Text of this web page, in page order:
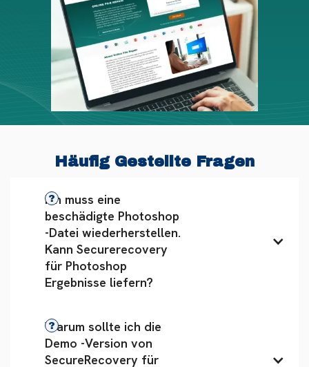
Häufig Gestellte Fragen
Ich muss eine
beschädigte Photoshop
-Datei wiederherstellen.
Kann Securerecovery
für Photoshop
Ergebnisse liefern?
Warum sollte ich die
Demo -Version von
SecureRecovery für